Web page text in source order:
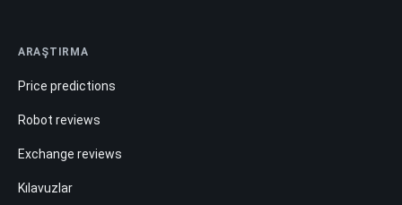
ARAŞTIRMA
Price predictions
Robot reviews
Exchange reviews
Kılavuzlar